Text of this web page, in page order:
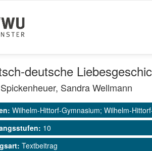
deutsche
Sandra Wellmann
Wilhelm-Hittorf-Gymnasium; Wilhelm-
10
Textbeitrag